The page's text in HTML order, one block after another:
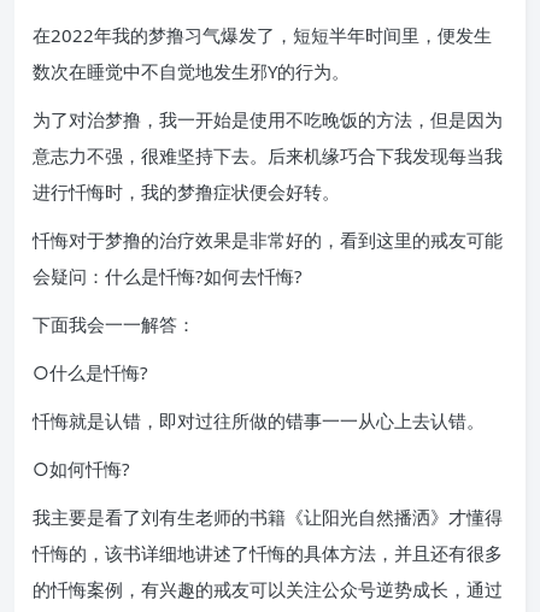
在2022年我的梦撸习气爆发了，短短半年时间里，便发生
数次在睡觉中不自觉地发生邪Y的行为。
为了对治梦撸，我一开始是使用不吃晚饭的方法，但是因为
意志力不强，很难坚持下去。后来机缘巧合下我发现每当我
进行忏悔时，我的梦撸症状便会好转。
忏悔对于梦撸的治疗效果是非常好的，看到这里的戒友可能
会疑问：什么是忏悔?如何去忏悔?
下面我会一一解答：
○什么是忏悔?
忏悔就是认错，即对过往所做的错事一一从心上去认错。
○如何忏悔?
我主要是看了刘有生老师的书籍《让阳光自然播洒》才懂得
忏悔的，该书详细地讲述了忏悔的具体方法，并且还有很多
的忏悔案例，有兴趣的戒友可以关注公众号逆势成长，通过